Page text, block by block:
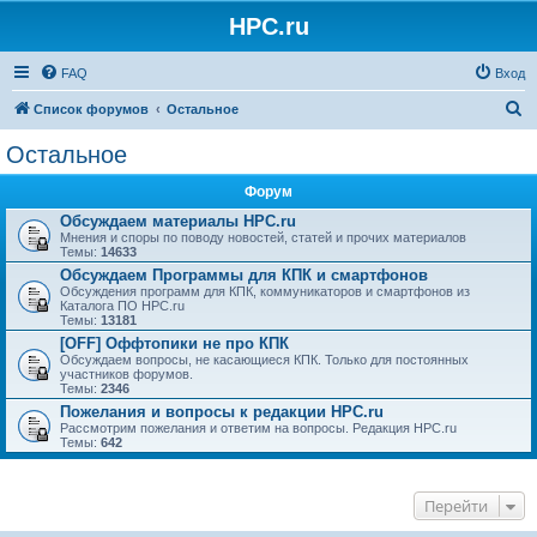
HPC.ru
FAQ Вход
Список форумов Остальное
Остальное
Форум
Обсуждаем материалы HPC.ru
Мнения и споры по поводу новостей, статей и прочих материалов
Темы: 14633
Обсуждаем Программы для КПК и смартфонов
Обсуждения программ для КПК, коммуникаторов и смартфонов из
Каталога ПО HPC.ru
Темы: 13181
[OFF] Оффтопики не про КПК
Обсуждаем вопросы, не касающиеся КПК. Только для постоянных
участников форумов.
Темы: 2346
Пожелания и вопросы к редакции HPC.ru
Рассмотрим пожелания и ответим на вопросы. Редакция HPC.ru
Темы: 642
Перейти